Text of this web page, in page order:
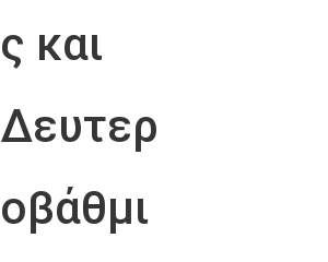
ς και
Δευτερ
οβάθμι